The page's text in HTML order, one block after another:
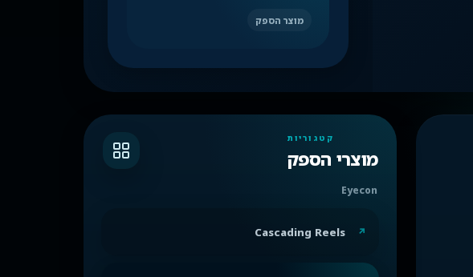
מוצר הספק
קטגוריות
מוצרי הספק
Eyecon
Cascading Reels